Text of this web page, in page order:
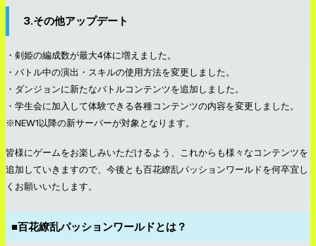
3.その他アップデート
・剣姫の編成数が最大4体に増えました。
・バトル中の演出・スキルの使用方法を変更しました。
・ダンジョンに新たなバトルコンテンツを追加しました。
・学生会に加入して体験できる各種コンテンツの内容を変更しました。
※NEW1以降の新サーバーが対象となります。
皆様にゲームをお楽しみいただけるよう、これからも様々なコンテンツを
追加していきますので、今後とも百花繚乱パッションワールドを何卒宜し
くお願いいたします。
■百花繚乱パッションワールドとは？